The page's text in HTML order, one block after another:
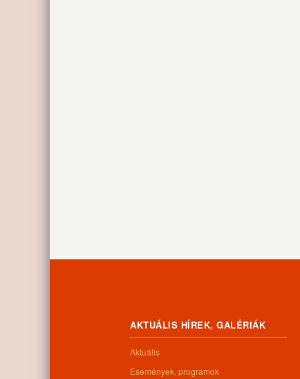
AKTUÁLIS HÍREK, GALÉRIÁK
Aktuális
Események, programok